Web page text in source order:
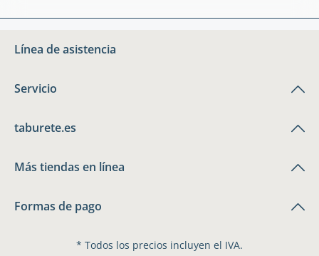
Línea de asistencia
Servicio
taburete.es
Más tiendas en línea
Formas de pago
* Todos los precios incluyen el IVA.